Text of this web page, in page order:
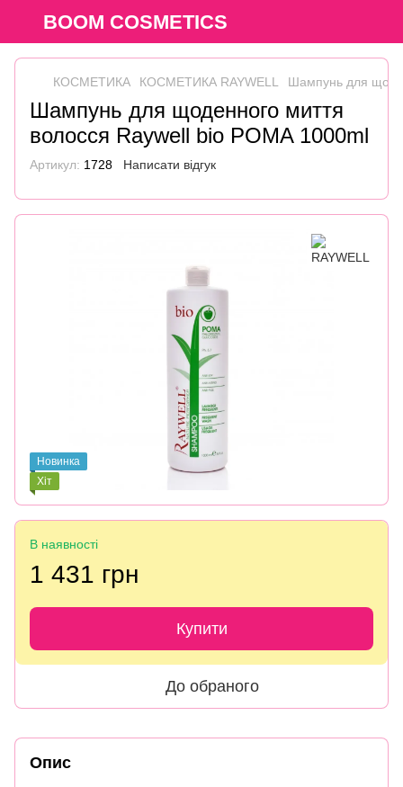
BOOM COSMETICS
КОСМЕТИКА КОСМЕТИКА RAYWELL Шампунь для
Шампунь для щоденного миття
волосся Raywell bio POMA 1000ml
Артикул: 1728 Написати відгук
Новинка
Хіт
В наявності
1 431 грн
Купити
До обраного
Опис